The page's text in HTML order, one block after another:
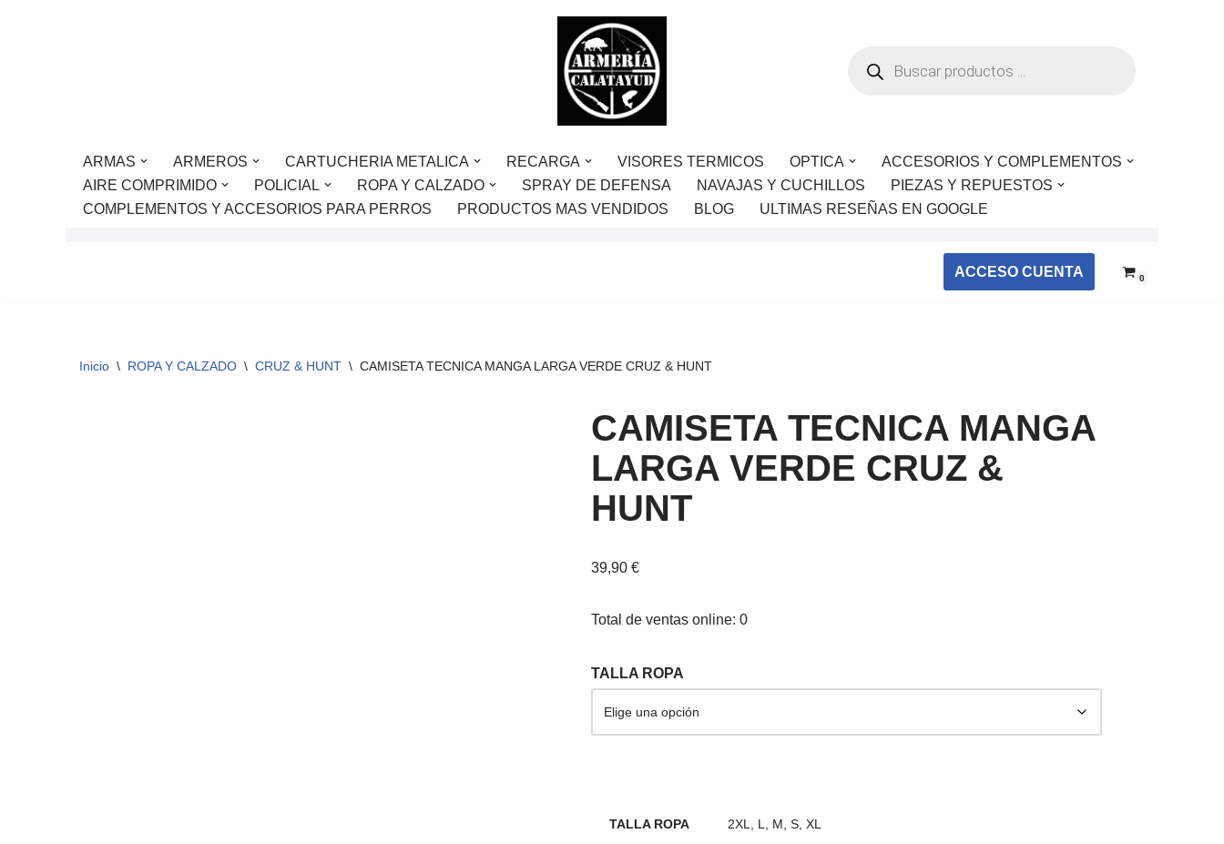
ARMAS ARMEROS CARTUCHERIA METALICA RECARGA VISORES TERMICOS OPTICA
ACCESORIOS Y COMPLEMENTOS
AIRE COMPRIMIDO
POLICIAL ROPA Y CALZADO SPRAY DE DEFENSA NAVAJAS Y CUCHILLOS
PIEZAS Y REPUESTOS
COMPLEMENTOS Y ACCESORIOS PARA PERROS
PRODUCTOS MAS VENDIDOS BLOG ULTIMAS RESEÑAS EN GOOGLE
ACCESO CUENTA 0
Inicio \ ROPA Y CALZADO \ CRUZ & HUNT \ CAMISETA TECNICA MANGA LARGA VERDE CRUZ & HUNT
CAMISETA TECNICA MANGA
LARGA VERDE CRUZ &
HUNT
39,90 €
Total de ventas online: 0
TALLA ROPA
TALLA ROPA 2XL, L, M, S, XL